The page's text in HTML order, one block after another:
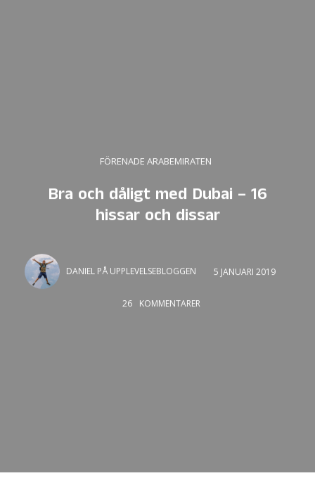
FÖRENADE ARABEMIRATEN
Bra och dåligt med Dubai – 16
hissar och dissar
DANIEL PÅ UPPLEVELSEBLOGGEN 5 JANUARI 2019
26 KOMMENTARER